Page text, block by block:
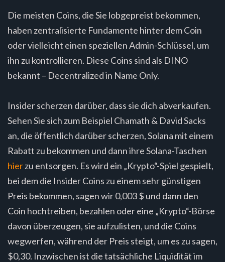
Die meisten Coins, die Sie lobgepreist bekommen,
haben zentralisierte Fundamente hinter dem Coin
oder vielleicht einen speziellen Admin-Schlüssel, um
ihn zu kontrollieren. Diese Coins sind als DINO
bekannt – Decentralized in Name Only.
Insider scherzen darüber, dass sie dich abverkaufen.
Sehen Sie sich zum Beispiel Chamath & David Sacks
an, die öffentlich darüber scherzen, Solana mit einem
Rabatt zu bekommen und dann ihre Solana-Taschen
hierzu entsorgen. Es wird ein „Krypto“-Spiel gespielt,
bei dem die Insider Coins zu einem sehr günstigen
Preis bekommen, sagen wir 0,003 $ und dann den
Coin hochtreiben, bezahlen oder eine „Krypto“-Börse
davon überzeugen, sie aufzulisten, und die Coins
wegwerfen, während der Preis steigt, um es zu sagen,
$0,30. Inzwischen ist die tatsächliche Liquidität im